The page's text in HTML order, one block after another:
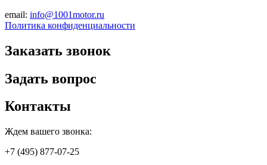
email: info@1001motor.ru
Политика конфиденциальности
Заказать звонок
Задать вопрос
Контакты
Ждем вашего звонка:
+7 (495) 877-07-25